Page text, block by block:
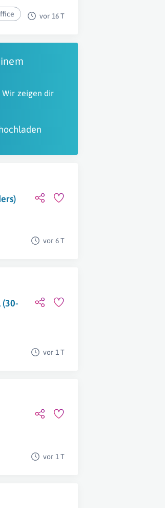
vor 16 T
Wir zeigen dir
vor 6 T
vor 1 T
vor 1 T